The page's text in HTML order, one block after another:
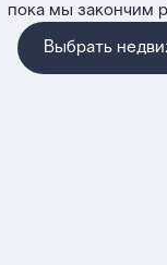
пока мы закончим
Выбрать